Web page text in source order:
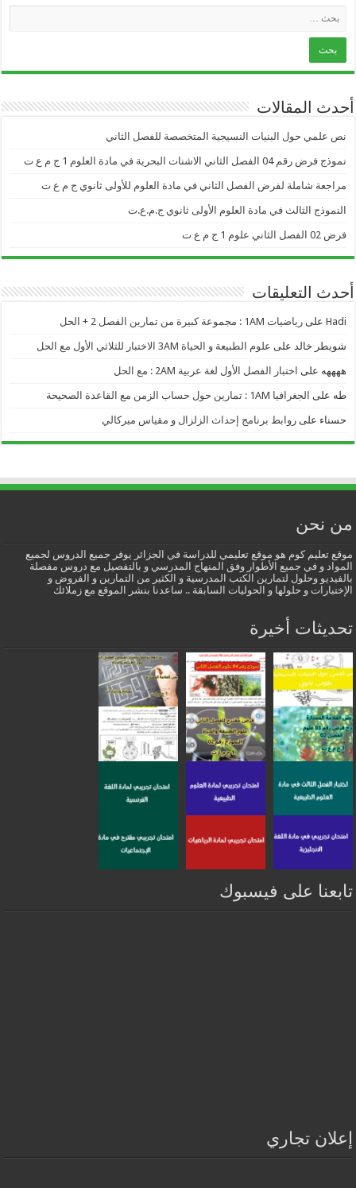
أحدث المقالات
نص علمي حول البنيات النسيجية المتخصصة للفصل الثاني
نموذج فرض رقم 04 الفصل الثاني الاشنات البحرية في مادة العلوم 1 ج م ع ت
مراجعة شاملة لفرض الفصل الثاني في مادة العلوم للأولى ثانوي ج م ع ت
النموذج الثالث في مادة العلوم الأولى ثانوي ج.م.ع.ت
فرض 02 الفصل الثاني علوم 1 ج م ع ت
أحدث التعليقات
Hadi علىرياضيات 1AM : مجموعة كبيرة من تمارين الفصل 2 + الحل
شويطر خالد على علوم الطبيعة و الحياة 3AM الاختبار للثلاثي الأول مع الحل
ههههه على اختبار الفصل الأول لغة عربية 2AM : مع الحل
طه على الجغرافيا 1AM : تمارين حول حساب الزمن مع القاعدة الصحيحة
حسناء علىروابط برنامج إحداث الزلزال و مقياس ميركالي
من نحن
موقع تعليم كوم هو موقع تعليمي للدراسة في الجزائر يوفر جميع الدروس لجميع
المواد و في جميع الأطوار وفق المنهاج المدرسي و بالتفصيل مع دروس مفصلة
بالفيديو وحلول لتمارين الكتب المدرسية و الكثير من التمارين و الفروض و
الإختبارات و حلولها و الحوليات السابقة .. ساعدنا بنشر الموقع مع زملائك
تحديثات أخيرة
تابعنا على فيسبوك
إعلان تجاري